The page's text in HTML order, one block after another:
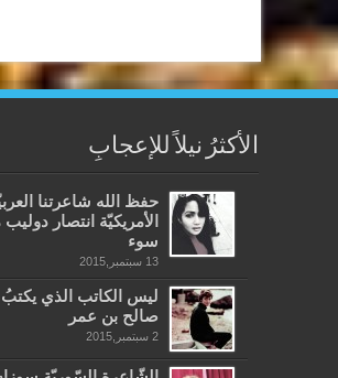
الأكثرُ نيلاً للإعجابِ
حفظ الله شاعرتنا
الأمريكيّة انتصار
سوء
13 سبتمبر,2015
ليس الكاتب الذي
صالح بن عمر
2 سبتمبر,2015